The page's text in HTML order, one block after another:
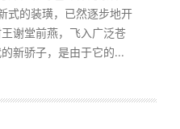
式的装璜，已然逐步地开
谢堂前燕，飞入广泛苍
新骄子，是由于它的...